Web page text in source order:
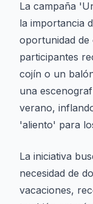
La campaña
la importancia
oportunidad
participantes
cojín o un
una
verano,
'aliento' para
La iniciativa
necesidad de
vacaciones,